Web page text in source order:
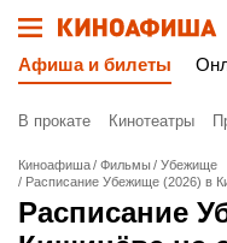
Афиша и билеты
В прокате Кинотеатры
Киноафиша Фильмы
Убежище
Расписание Убежище (2026) в
Расписание